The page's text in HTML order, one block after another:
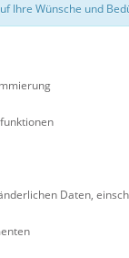
Ihre Wünsche und
Daten,